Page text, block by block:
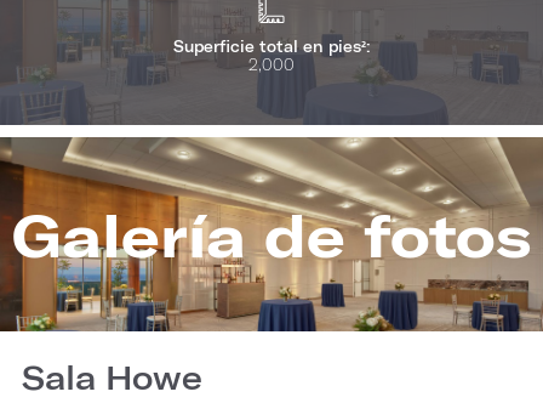
Superficie total en pies²:
2,000
Galería de fotos
Sala Howe